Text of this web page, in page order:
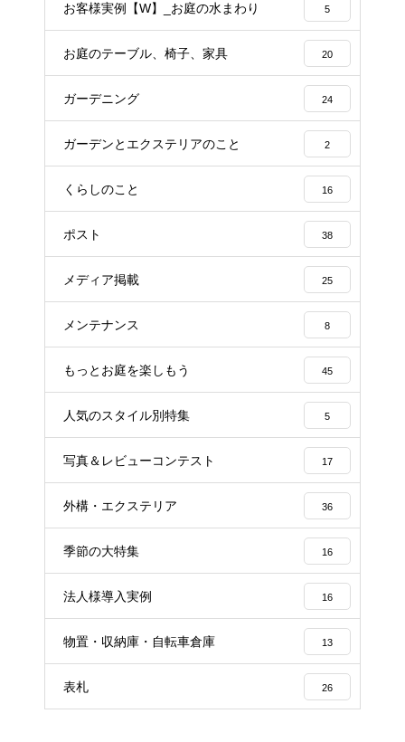
お客様実例【W】_お庭の水まわり 5
お庭のテーブル、椅子、家具 20
ガーデニング 24
ガーデンとエクステリアのこと 2
くらしのこと 16
ポスト 38
メディア掲載 25
メンテナンス 8
もっとお庭を楽しもう 45
人気のスタイル別特集 5
写真＆レビューコンテスト 17
外構・エクステリア 36
季節の大特集 16
法人様導入実例 16
物置・収納庫・自転車倉庫 13
表札 26